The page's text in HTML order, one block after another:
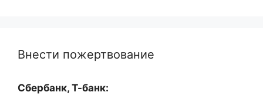
Внести пожертвование
Сбербанк, Т-банк: